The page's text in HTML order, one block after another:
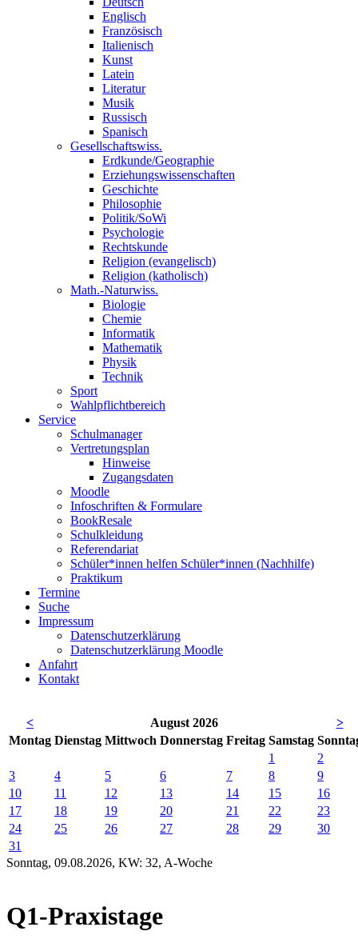
Englisch
Französisch
Italienisch
Kunst
Latein
Literatur
Musik
Russisch
Spanisch
Gesellschaftswiss.
Erdkunde/Geographie
Erziehungswissenschaften
Geschichte
Philosophie
Politik/SoWi
Psychologie
Rechtskunde
Religion (evangelisch)
Religion (katholisch)
Math.-Naturwiss.
Biologie
Chemie
Informatik
Mathematik
Physik
Technik
Sport
Wahlpflichtbereich
Service
Schulmanager
Vertretungsplan
Hinweise
Zugangsdaten
Moodle
Infoschriften & Formulare
BookResale
Schulkleidung
Referendariat
Schüler*innen helfen Schüler*innen (Nachhilfe)
Praktikum
Termine
Suche
Impressum
Datenschutzerklärung
Datenschutzerklärung Moodle
Anfahrt
Kontakt
< August 2026
>
Montag Dienstag Mittwoch Donnerstag Freitag Samstag So
1
2
3
4 5 6 7 8
9
10
11 12 13 14 15
16
17
18 19 20 21 22
23
24
25 26 27 28 29
30
31
Sonntag, 09.08.2026, KW: 32, A-Woche
Q1-Praxistage